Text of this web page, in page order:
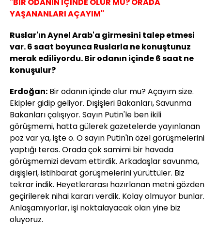
"BİR ODANIN İÇİNDE OLUR MU? ORADA
YAŞANANLARI AÇAYIM"
Ruslar'ın Aynel Arab'a girmesini talep etmesi
var. 6 saat boyunca Ruslarla ne konuştunuz
merak ediliyordu. Bir odanın içinde 6 saat ne
konuşulur?
Erdoğan: Bir odanın içinde olur mu? Açayım size.
Ekipler gidip geliyor. Dışişleri Bakanları, Savunma
Bakanları çalışıyor. Sayın Putin'le ben ikili
görüşmemi, hatta gülerek gazetelerde yayınlanan
poz var ya, işte o. O sayın Putin'in özel görüşmelerini
yaptığı teras. Orada çok samimi bir havada
görüşmemizi devam ettirdik. Arkadaşlar savunma,
dışişleri, istihbarat görüşmelerini yürüttüler. Biz
tekrar indik. Heyetlerarası hazırlanan metni gözden
geçirilerek nihai kararı verdik. Kolay olmuyor bunlar.
Anlaşamıyorlar, işi noktalayacak olan yine biz
oluyoruz.